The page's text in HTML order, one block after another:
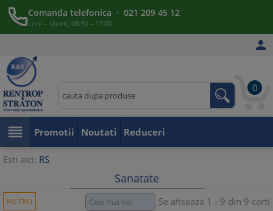
Comanda telefonica · 021 209 45 12
Luni – Vineri, 08:30 – 17:00

0
 Promotii Noutati Reduceri
Esti aici: RS
Sanatate
FILTRU Se afiseaza 1 - 9 din 9 carti